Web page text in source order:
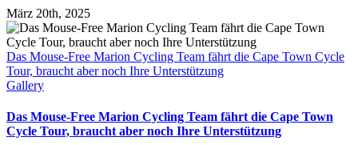
März 20th, 2025
Das Mouse-Free Marion Cycling Team fährt die Cape Town Cycle
Tour, braucht aber noch Ihre Unterstützung
Gallery
Das Mouse-Free Marion Cycling Team fährt die Cape Town
Cycle Tour, braucht aber noch Ihre Unterstützung